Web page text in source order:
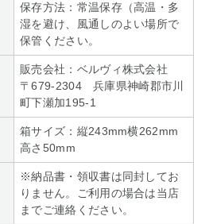
保存方法：常温保存（高温・多
湿を避け、風通しのよい場所で
保管ください。
販売会社：ベルヴィ株式会社
〒679-2304 兵庫県神崎郡市川
町下瀬加195-1
箱サイズ：縦243mm横262mm
高さ50mm
※納品書・領収書は同封してお
りません。ご利用の場合は当店
までご連絡ください。